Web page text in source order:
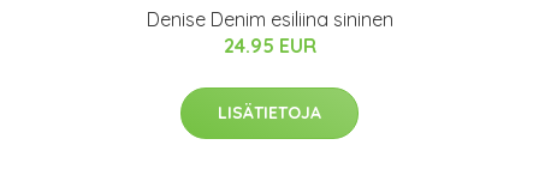
Denise Denim esiliina sininen
24.95 EUR
LISÄTIETOJA